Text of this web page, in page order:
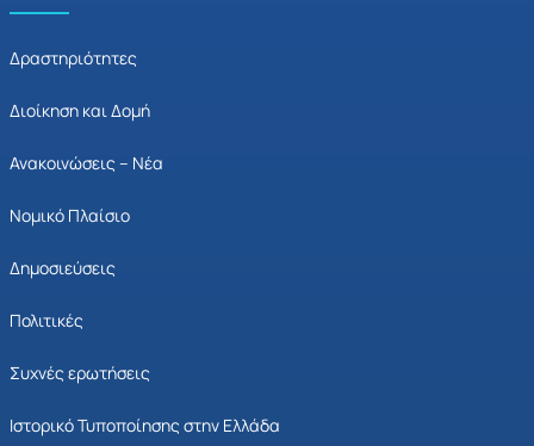
Δραστηριότητες
Διοίκηση και Δομή
Ανακοινώσεις – Νέα
Νομικό Πλαίσιο
Δημοσιεύσεις
Πολιτικές
Συχνές ερωτήσεις
Ιστορικό Τυποποίησης στην Ελλάδα